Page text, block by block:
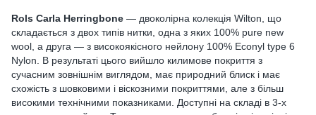
Rols Carla Herringbone — двоколірна колекція Wilton, що
складається з двох типів нитки, одна з яких 100% pure new
wool, а друга — з високоякісного нейлону 100% Econyl type 6
Nylon. В результаті цього вийшло килимове покриття з
сучасним зовнішнім виглядом, має природний блиск і має
схожість з шовковими і віскозними покриттями, але з більш
високими технічними показниками. Доступні на складі в 3-х